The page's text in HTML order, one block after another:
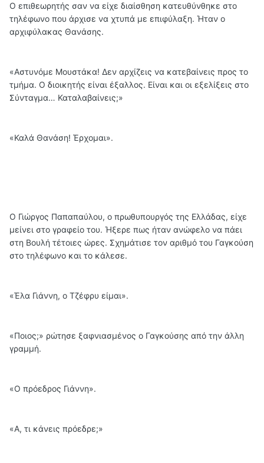
Ο επιθεωρητής σαν να είχε διαίσθηση κατευθύνθηκε στο
τηλέφωνο που άρχισε να χτυπά με επιφύλαξη. Ήταν ο
αρχιφύλακας Θανάσης.
«Αστυνόμε Μουστάκα! Δεν αρχίζεις να κατεβαίνεις προς το
τμήμα. Ο διοικητής είναι έξαλλος. Είναι και οι εξελίξεις στο
Σύνταγμα… Καταλαβαίνεις;»
«Καλά Θανάση! Έρχομαι».
Ο Γιώργος Παπαπαύλου, ο πρωθυπουργός της Ελλάδας, είχε
μείνει στο γραφείο του. Ήξερε πως ήταν ανώφελο να πάει
στη Βουλή τέτοιες ώρες. Σχημάτισε τον αριθμό του Γαγκούση
στο τηλέφωνο και το κάλεσε.
«Έλα Γιάννη, ο Τζέφρυ είμαι».
«Ποιος;» ρώτησε ξαφνιασμένος ο Γαγκούσης από την άλλη
γραμμή.
«Ο πρόεδρος Γιάννη».
«Α, τι κάνεις πρόεδρε;»